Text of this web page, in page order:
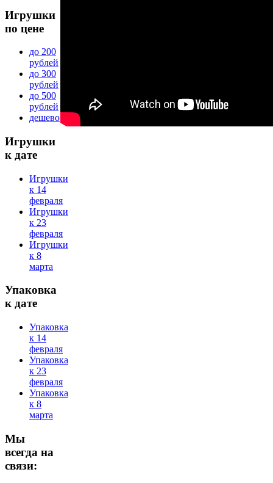
Игрушки
по цене
до 200
рублей
до 300
рублей
до 500
рублей
дешево
Игрушки
к дате
Игрушки
к 14
февраля
Игрушки
к 23
февраля
Игрушки
к 8
марта
Упаковка
к дате
Упаковка
к 14
февраля
Упаковка
к 23
февраля
Упаковка
к 8
марта
Мы
всегда на
связи: